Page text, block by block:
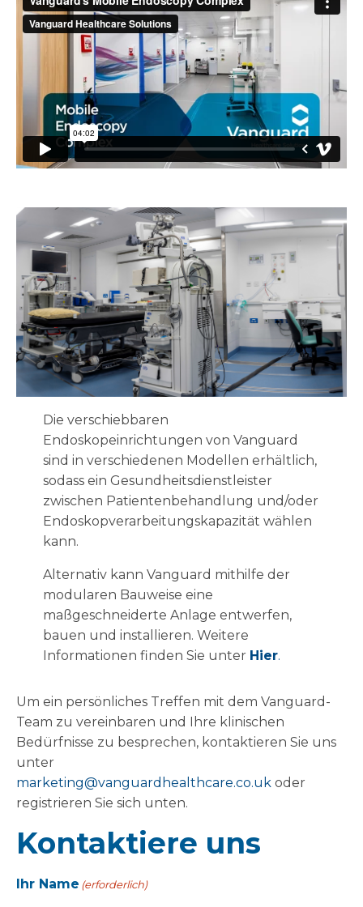
Die verschiebbaren
Endoskopeinrichtungen von Vanguard
sind in verschiedenen Modellen erhältlich,
sodass ein Gesundheitsdienstleister
zwischen Patientenbehandlung und/oder
Endoskopverarbeitungskapazität wählen
kann.
Alternativ kann Vanguard mithilfe der
modularen Bauweise eine
maßgeschneiderte Anlage entwerfen,
bauen und installieren. Weitere
Informationen finden Sie unter Hier.
Um ein persönliches Treffen mit dem Vanguard-
Team zu vereinbaren und Ihre klinischen
Bedürfnisse zu besprechen, kontaktieren Sie uns
unter
marketing@vanguardhealthcare.co.uk oder
registrieren Sie sich unten.
Kontaktiere uns
Ihr Name (erforderlich)